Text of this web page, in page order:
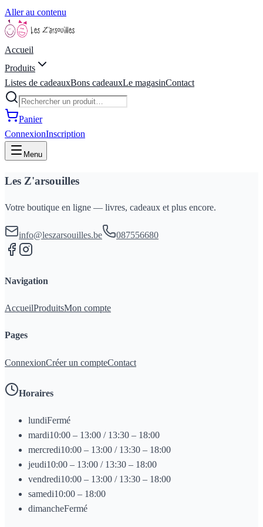
Aller au contenu
Accueil
Produits
Listes de cadeauxBons cadeauxLe magasinContact
Panier
ConnexionInscription
Menu
Les Z'arsouilles
Votre boutique en ligne — livres, cadeaux et plus encore.
info@leszarsouilles.be 087556680
Navigation
AccueilProduitsMon compte
Pages
ConnexionCréer un compteContact
Horaires
lundiFermé
mardi10:00 – 13:00 / 13:30 – 18:00
mercredi10:00 – 13:00 / 13:30 – 18:00
jeudi10:00 – 13:00 / 13:30 – 18:00
vendredi10:00 – 13:00 / 13:30 – 18:00
samedi10:00 – 18:00
dimancheFermé